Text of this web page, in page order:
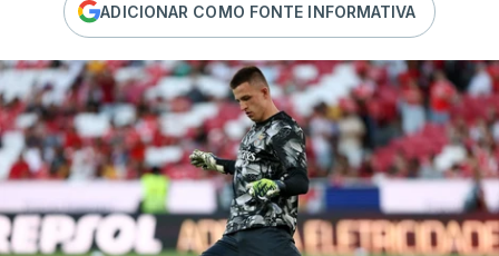
ADICIONAR COMO FONTE INFORMATIVA